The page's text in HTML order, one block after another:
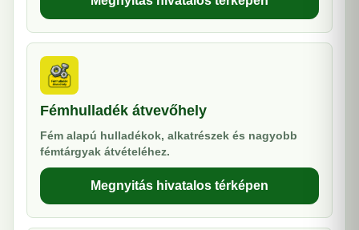
Fémhulladék átvevőhely
Fém alapú hulladékok, alkatrészek és nagyobb
fémtárgyak átvételéhez.
Megnyitás hivatalos térképen